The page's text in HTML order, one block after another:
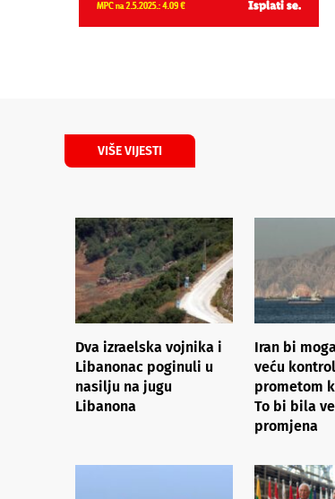
VIŠE VIJESTI
Dva izraelska vojnika i
Libanonac poginuli u
nasilju na jugu
Libanona
Iran bi
veću
prometom
To bi bila
promjena